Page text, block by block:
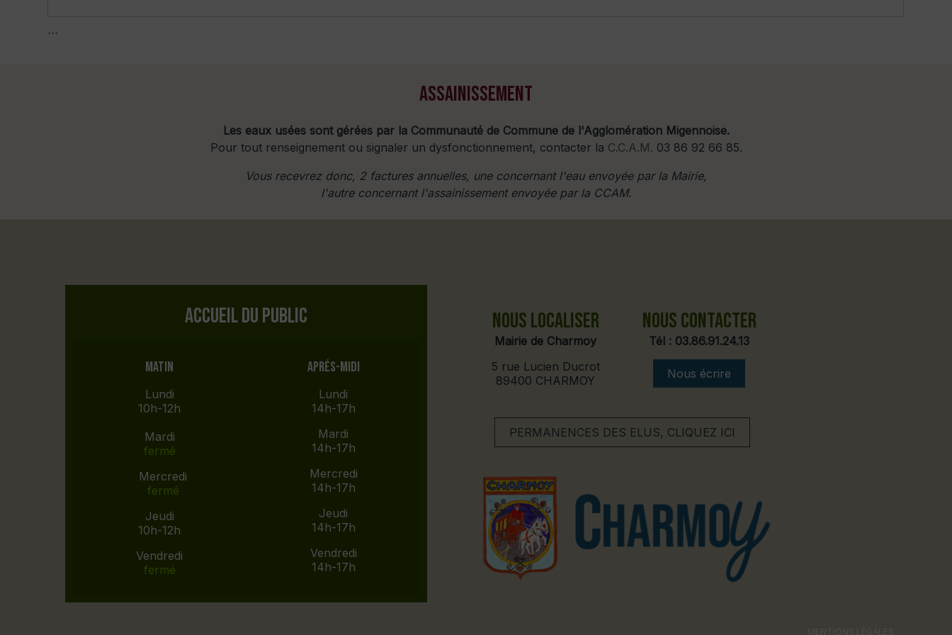
```
ASSAINISSEMENT
Les eaux usées sont gérées par la Communauté de Commune de l'Agglomération Migennoise.
Pour tout renseignement ou signaler un dysfonctionnement, contacter la C.C.A.M. 03 86 92 66 85.
Vous recevrez donc, 2 factures annuelles, une concernant l'eau envoyée par la Mairie,
l'autre concernant l'assainissement envoyée par la CCAM.
ACCUEIL DU PUBLIC
Matin
Lundi
10h-12h
Mardi
fermé
Mercredi
fermé
Jeudi
10h-12h
Vendredi
fermé
Aprés-midi
Lundi
14h-17h
Mardi
14h-17h
Mercredi
14h-17h
Jeudi
14h-17h
Vendredi
14h-17h
NOUS LOCALISER
Mairie de Charmoy
5 rue Lucien Ducrot
89400 CHARMOY
NOUS CONTACTER
Tél : 03.86.91.24.13
Nous écrire
PERMANENCES DES ELUS, CLIQUEZ ICI